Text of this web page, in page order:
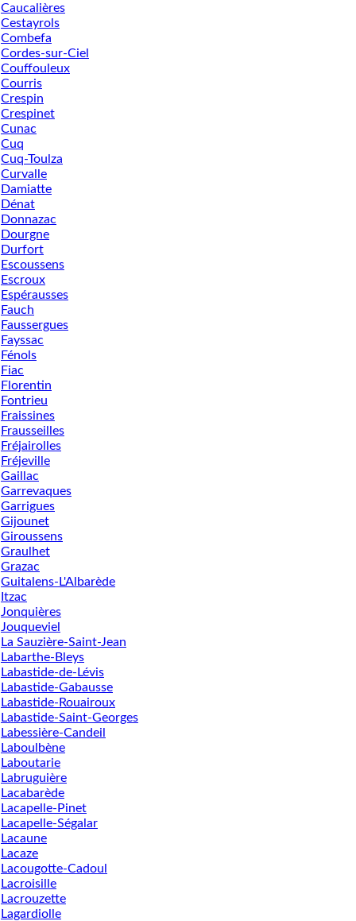
Caucalières
Cestayrols
Combefa
Cordes-sur-Ciel
Couffouleux
Courris
Crespin
Crespinet
Cunac
Cuq
Cuq-Toulza
Curvalle
Damiatte
Dénat
Donnazac
Dourgne
Durfort
Escoussens
Escroux
Espérausses
Fauch
Faussergues
Fayssac
Fénols
Fiac
Florentin
Fontrieu
Fraissines
Frausseilles
Fréjairolles
Fréjeville
Gaillac
Garrevaques
Garrigues
Gijounet
Giroussens
Graulhet
Grazac
Guitalens-L'Albarède
Itzac
Jonquières
Jouqueviel
La Sauzière-Saint-Jean
Labarthe-Bleys
Labastide-de-Lévis
Labastide-Gabausse
Labastide-Rouairoux
Labastide-Saint-Georges
Labessière-Candeil
Laboulbène
Laboutarie
Labruguière
Lacabarède
Lacapelle-Pinet
Lacapelle-Ségalar
Lacaune
Lacaze
Lacougotte-Cadoul
Lacroisille
Lacrouzette
Lagardiolle